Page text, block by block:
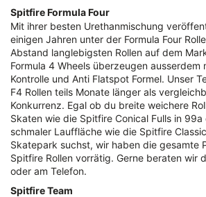
Spitfire Formula Four
Mit ihrer besten Urethanmischung
einigen Jahren unter der Formula Four
Abstand langlebigsten Rollen auf dem
Formula 4 Wheels überzeugen
Kontrolle und Anti Flatspot Formel. Unser
F4 Rollen teils Monate länger als
Konkurrenz. Egal ob du breite weichere
Skaten wie die Spitfire Conical Fulls in
schmaler Lauffläche wie die Spitfire
Skatepark suchst, wir haben die gesamte
Spitfire Rollen vorrätig. Gerne beraten wir
oder am Telefon.
Spitfire Team